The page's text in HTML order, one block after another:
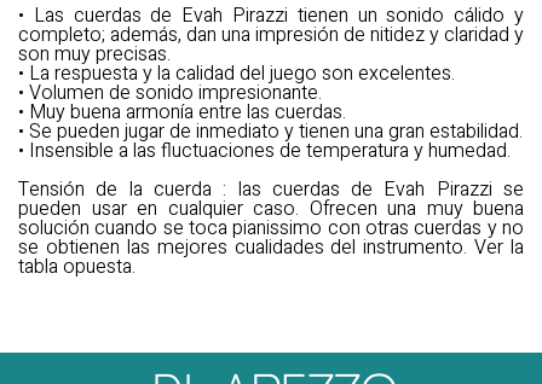
• Las cuerdas de Evah Pirazzi tienen un sonido cálido y
completo; además, dan una impresión de nitidez y claridad y
son muy precisas.
• La respuesta y la calidad del juego son excelentes.
• Volumen de sonido impresionante.
• Muy buena armonía entre las cuerdas.
• Se pueden jugar de inmediato y tienen una gran estabilidad.
• Insensible a las fluctuaciones de temperatura y humedad.
Tensión de la cuerda: las cuerdas de Evah Pirazzi se
pueden usar en cualquier caso. Ofrecen una muy buena
solución cuando se toca pianissimo con otras cuerdas y no
se obtienen las mejores cualidades del instrumento. Ver la
tabla opuesta.